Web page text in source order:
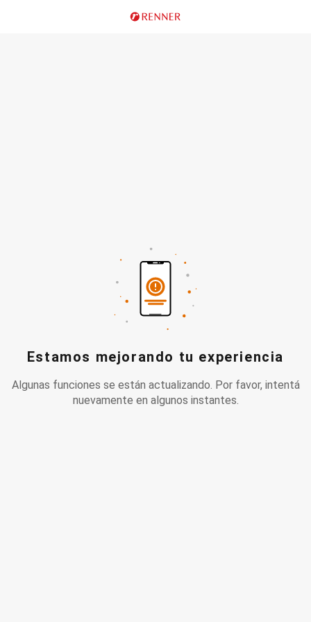
Estamos mejorando tu experiencia
Algunas funciones se están actualizando. Por favor, intentá
nuevamente en algunos instantes.